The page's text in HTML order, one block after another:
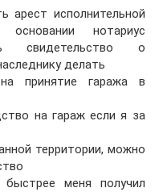
арест исполнительной
нотариус
свидетельство о
делать
принятие гаража в
на гараж если я за
территории, можно
быстрее меня получил